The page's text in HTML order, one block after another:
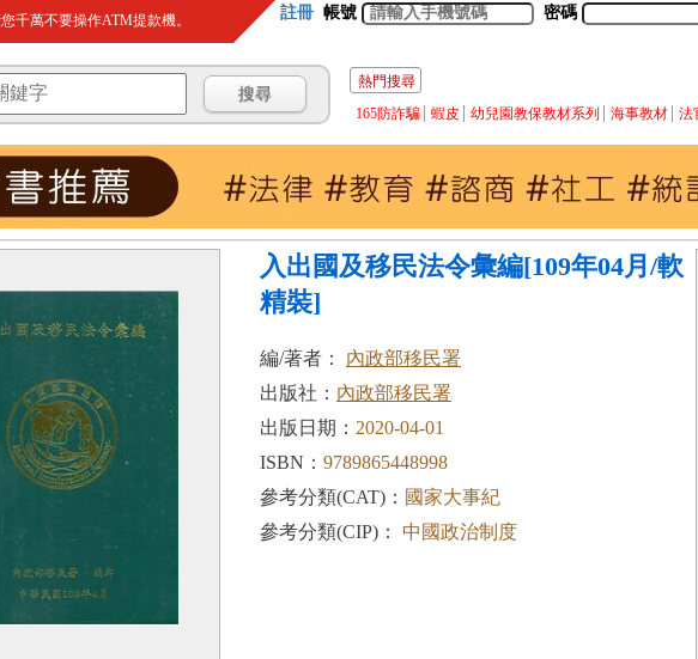
千萬不要操作ATM提款機。 註冊 帳號 密碼
熱門搜尋
165防詐騙
蝦皮 幼兒園教保教材系列 海事教材 法
入出國及移民法令彙編[109年04月/軟
精裝]
編/著者： 內政部移民署
出版社： 內政部移民署
出版日期： 2020-04-01
ISBN： 9789865448998
參考分類(CAT)： 國家大事紀
參考分類(CIP)：
中國政治制度